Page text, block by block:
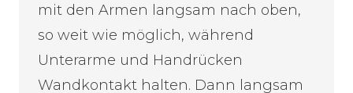
mit den Armen langsam nach oben,
so weit wie möglich, während
Unterarme und Handrücken
Wandkontakt halten. Dann langsam